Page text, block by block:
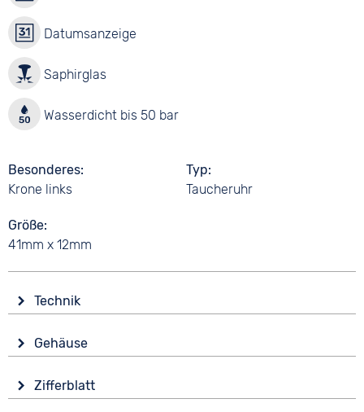
Datumsanzeige
Saphirglas
Wasserdicht bis 50 bar
Besonderes
Krone links
Typ
Taucheruhr
Größe
41mm x 12mm
Technik
Automatik
Funktionen
Datumsanzeige
Gehäuse
Saphirglas
Zifferblatt